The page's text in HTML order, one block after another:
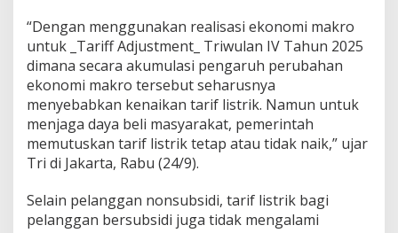
r
j
a
n
g
k
a
u
S
p
a
n
“Dengan menggunakan realisasi ekonomi makro
untuk _Tariff Adjustment_ Triwulan IV Tahun 2025
dimana secara akumulasi pengaruh perubahan
ekonomi makro tersebut seharusnya
menyebabkan kenaikan tarif listrik. Namun untuk
menjaga daya beli masyarakat, pemerintah
memutuskan tarif listrik tetap atau tidak naik,” ujar
Tri di Jakarta, Rabu (24/9).
Selain pelanggan nonsubsidi, tarif listrik bagi
pelanggan bersubsidi juga tidak mengalami